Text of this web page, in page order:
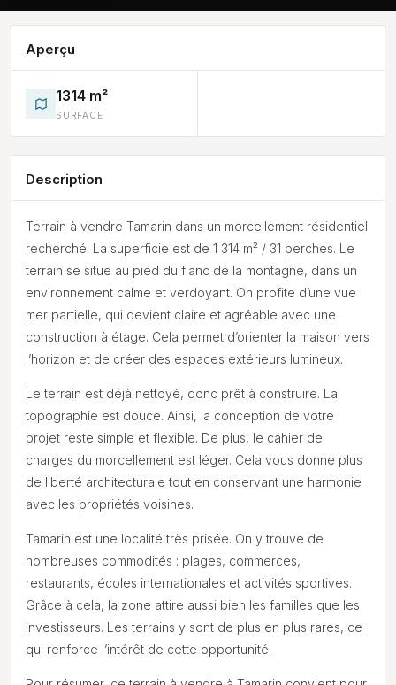
Aperçu
1314 m²
SURFACE
Description
Terrain à vendre Tamarin dans un morcellement résidentiel
recherché. La superficie est de 1 314 m² / 31 perches. Le
terrain se situe au pied du flanc de la montagne, dans un
environnement calme et verdoyant. On profite d’une vue
mer partielle, qui devient claire et agréable avec une
construction à étage. Cela permet d’orienter la maison vers
l’horizon et de créer des espaces extérieurs lumineux.
Le terrain est déjà nettoyé, donc prêt à construire. La
topographie est douce. Ainsi, la conception de votre
projet reste simple et flexible. De plus, le cahier de
charges du morcellement est léger. Cela vous donne plus
de liberté architecturale tout en conservant une harmonie
avec les propriétés voisines.
Tamarin est une localité très prisée. On y trouve de
nombreuses commodités : plages, commerces,
restaurants, écoles internationales et activités sportives.
Grâce à cela, la zone attire aussi bien les familles que les
investisseurs. Les terrains y sont de plus en plus rares, ce
qui renforce l’intérêt de cette opportunité.